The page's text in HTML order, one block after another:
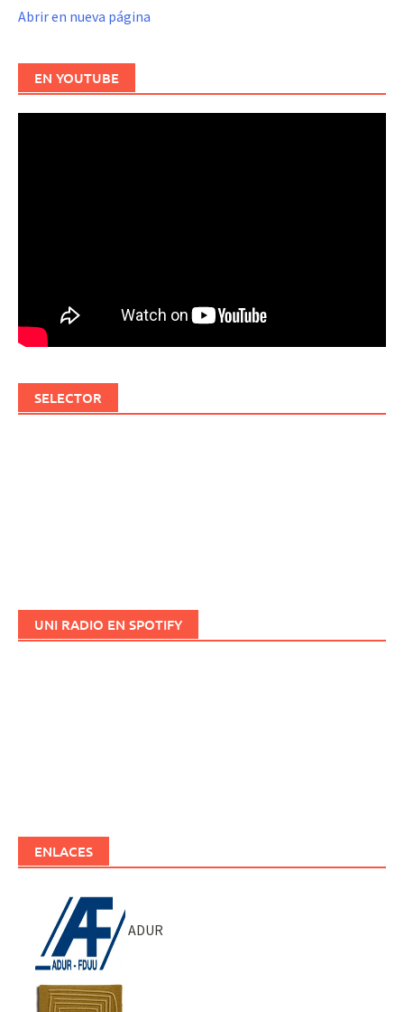
Abrir en nueva página
EN YOUTUBE
SELECTOR
UNI RADIO EN SPOTIFY
ENLACES
ADUR